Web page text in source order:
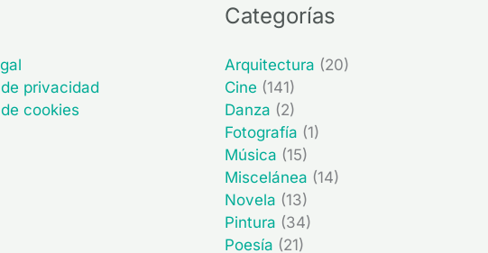
privacidad
cookies
Categorías
Arquitectura (20)
Cine (141)
Danza (2)
Fotografía (1)
Música (15)
Miscelánea (14)
Novela (13)
Pintura (34)
Poesía (21)